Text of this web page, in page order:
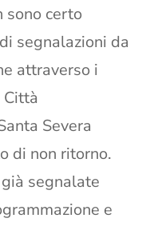
sono certo
segnalazioni da
attraverso i
Severa
di non ritorno.
segnalate
e